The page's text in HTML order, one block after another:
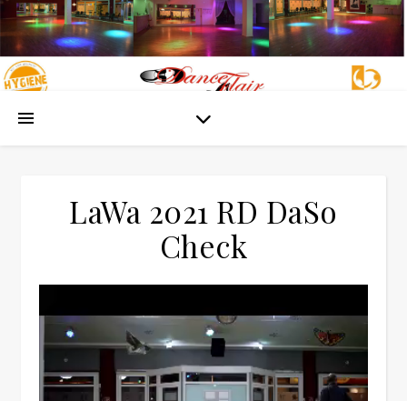
LaWa 2021 RD DaSo
Check